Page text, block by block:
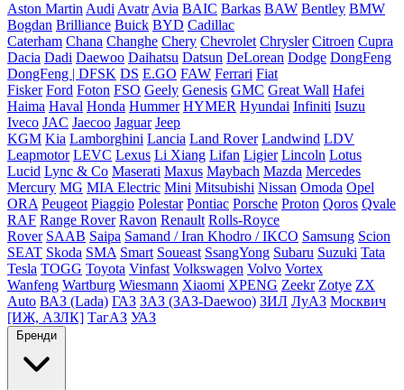
Aston Martin Audi Avatr Avia BAIC Barkas BAW Bentley BMW
Bogdan Brilliance Buick BYD Cadillac
Caterham Chana Changhe Chery Chevrolet Chrysler Citroen Cupra
Dacia Dadi Daewoo Daihatsu Datsun DeLorean Dodge DongFeng
DongFeng | DFSK DS E.GO FAW Ferrari Fiat
Fisker Ford Foton FSO Geely Genesis GMC Great Wall Hafei
Haima Haval Honda Hummer HYMER Hyundai Infiniti Isuzu
Iveco JAC Jaecoo Jaguar Jeep
KGM Kia Lamborghini Lancia Land Rover Landwind LDV
Leapmotor LEVC Lexus Li Xiang Lifan Ligier Lincoln Lotus
Lucid Lync & Co Maserati Maxus Maybach Mazda Mercedes
Mercury MG MIA Electric Mini Mitsubishi Nissan Omoda Opel
ORA Peugeot Piaggio Polestar Pontiac Porsche Proton Qoros Qvale
RAF Range Rover Ravon Renault Rolls-Royce
Rover SAAB Saipa Samand / Iran Khodro / IKCO Samsung Scion
SEAT Skoda SMA Smart Soueast SsangYong Subaru Suzuki Tata
Tesla TOGG Toyota Vinfast Volkswagen Volvo Vortex
Wanfeng Wartburg Wiesmann Xiaomi XPENG Zeekr Zotye ZX
Auto ВАЗ (Lada) ГАЗ ЗАЗ (ЗАЗ-Daewoo) ЗИЛ ЛуАЗ Москвич
[ИЖ, АЗЛК] ТагАЗ УАЗ
Бренди